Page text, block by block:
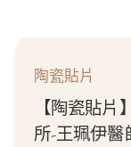
陶瓷貼片
【陶瓷貼片
所-王珮伊醫